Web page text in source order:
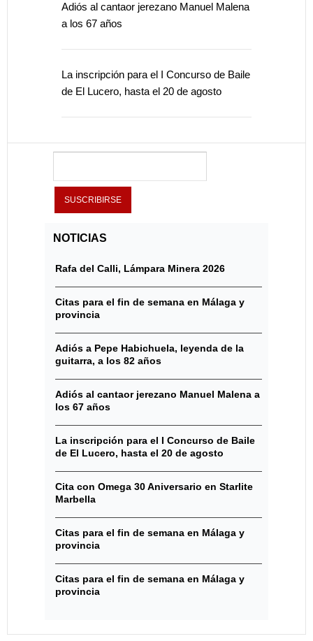
Adiós al cantaor jerezano Manuel Malena
a los 67 años
La inscripción para el I Concurso de Baile
de El Lucero, hasta el 20 de agosto
NOTICIAS
Rafa del Calli, Lámpara Minera 2026
Citas para el fin de semana en Málaga y
provincia
Adiós a Pepe Habichuela, leyenda de la
guitarra, a los 82 años
Adiós al cantaor jerezano Manuel Malena a
los 67 años
La inscripción para el I Concurso de Baile
de El Lucero, hasta el 20 de agosto
Cita con Omega 30 Aniversario en Starlite
Marbella
Citas para el fin de semana en Málaga y
provincia
Citas para el fin de semana en Málaga y
provincia